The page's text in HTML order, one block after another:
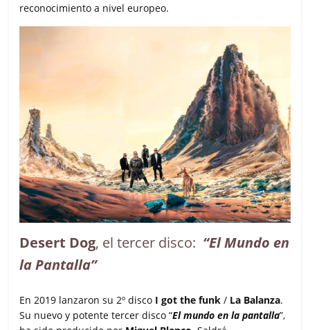
reconocimiento a nivel europeo.
Desert Dog, el tercer disco: “El Mundo en
la Pantalla”
En 2019 lanzaron su 2º disco I got the funk / La Balanza.
Su nuevo y potente tercer disco “El mundo en la pantalla”,